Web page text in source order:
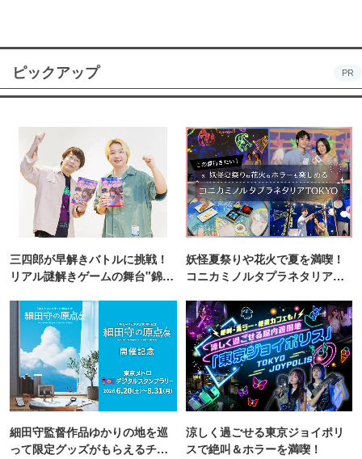
ピックアップ PR
三四郎が早解きバトルに挑戦！
リアル謎解きゲームの舞台"錦糸
妖怪夏祭りや花火で夏を満喫！
コニカミノルタプラネタリア
細田守監督作品ゆかりの地を巡
って限定グッズがもらえるチャ
涼しく過ごせる東京ジョイポリ
スで絶叫＆ホラーを満喫！